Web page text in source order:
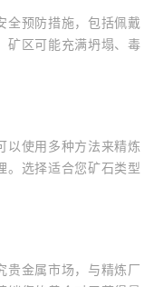
全预防措施，包括佩戴
矿区可能充满坍塌、毒
以使用多种方法来精炼
。选择适合您矿石类型
贵金属市场，与精炼厂